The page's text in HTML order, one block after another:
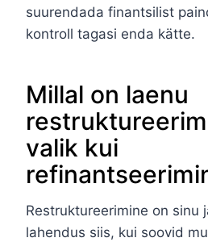
suurendada finantsilist
kontroll tagasi enda kätte.
Millal on laenu
valik kui
Restruktureerimine on sinu
lahendus siis, kui soovid